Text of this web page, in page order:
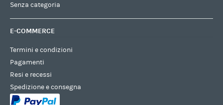
Senza categoria
E-COMMERCE
Termini e condizioni
Pagamenti
Resi e recessi
Spedizione e consegna